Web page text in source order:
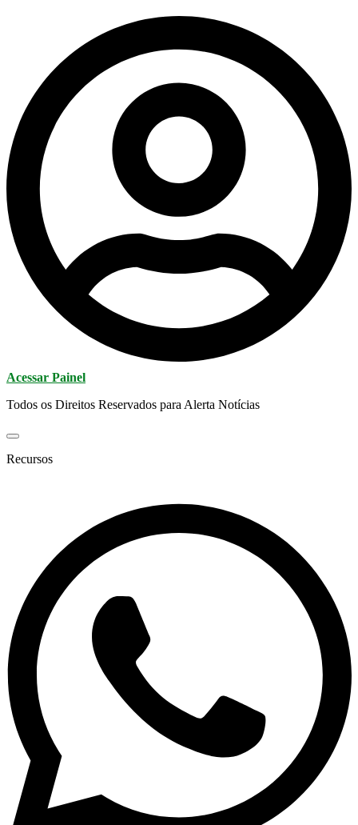
Acessar Painel
Todos os Direitos Reservados para Alerta Notícias
Recursos